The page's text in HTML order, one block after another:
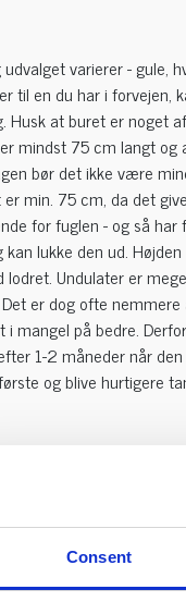
Consent
varierer - gule,
til en du har i forvejen,
Husk at buret er noget
mindst 75 cm langt
bør det ikke være
min. 75 cm, da det
for fuglen - og så har
lukke den ud.
Undulater er
er dog ofte
mangel på bedre.
1-2 måneder når
og blive hurtigere